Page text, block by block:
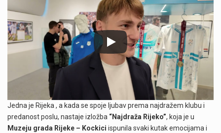
Jedna je Rijeka , a kada se spoje ljubav prema najdražem klubu i
predanost poslu, nastaje izložba “Najdraža Rijeko”, koja je u
Muzeju grada Rijeke – Kockici ispunila svaki kutak emocijama i